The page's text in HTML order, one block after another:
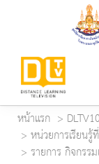
หน้าแรก
หน่วยการเรียน
รายการ กิจกรร